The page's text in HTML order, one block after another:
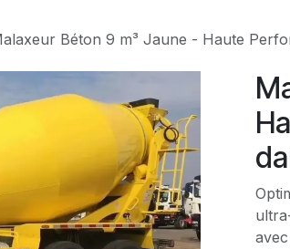
Béton 9 m³ Jaune - Haute